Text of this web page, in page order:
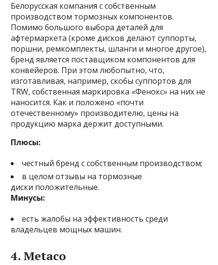
Белорусская компания с собственным
производством тормозных компонентов.
Помимо большого выбора деталей для
афтермаркета (кроме дисков делают суппорты,
поршни, ремкомплекты, шланги и многое другое),
бренд является поставщиком компонентов для
конвейеров. При этом любопытно, что,
изготавливая, например, скобы суппортов для
TRW, собственная маркировка «Фенокс» на них не
наносится. Как и положено «почти
отечественному» производителю, цены на
продукцию марка держит доступными.
Плюсы:
честный бренд с собственным производством;
в целом отзывы на тормозные
диски положительные.
Минусы:
есть жалобы на эффективность среди
владельцев мощных машин.
4. Metaco